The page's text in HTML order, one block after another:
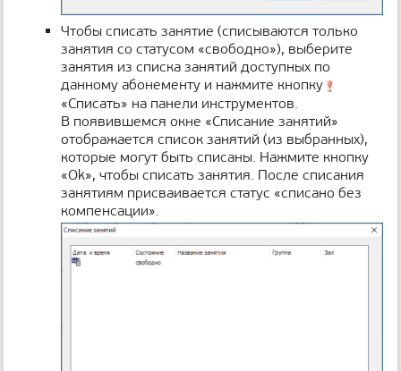
Чтобы списать занятие (списываются только
занятия со статусом «свободно»), выберите
занятия из списка занятий доступных по
данному абонементу и нажмите кнопку
«Списать» на панели инструментов.
В появившемся окне «Списание занятий»
отображается список занятий (из выбранных),
которые могут быть списаны. Нажмите кнопку
«Ok», чтобы списать занятия. После списания
занятиям присваивается статус «списано без
компенсации».